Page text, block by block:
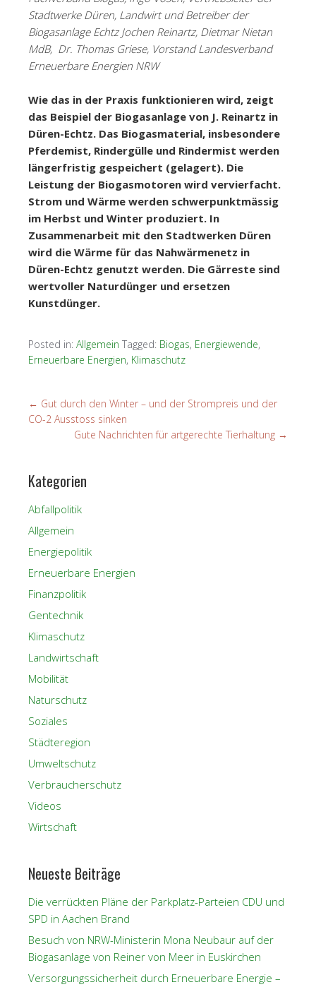
Stadtwerke Düren, Landwirt und Betreiber der
Biogasanlage Echtz Jochen Reinartz, Dietmar Nietan
MdB, Dr. Thomas Griese, Vorstand Landesverband
Erneuerbare Energien NRW
Wie das in der Praxis funktionieren wird, zeigt
das Beispiel der Biogasanlage von J. Reinartz in
Düren-Echtz. Das Biogasmaterial, insbesondere
Pferdemist, Rindergülle und Rindermist werden
längerfristig gespeichert (gelagert). Die
Leistung der Biogasmotoren wird vervierfacht.
Strom und Wärme werden schwerpunktmässig
im Herbst und Winter produziert. In
Zusammenarbeit mit den Stadtwerken Düren
wird die Wärme für das Nahwärmenetz in
Düren-Echtz genutzt werden. Die Gärreste sind
wertvoller Naturdünger und ersetzen
Kunstdünger.
Posted in: Allgemein Tagged: Biogas, Energiewende,
Erneuerbare Energien, Klimaschutz
← Gut durch den Winter – und der Strompreis und der
CO-2 Ausstoss sinken
Gute Nachrichten für artgerechte Tierhaltung →
Kategorien
Abfallpolitik
Allgemein
Energiepolitik
Erneuerbare Energien
Finanzpolitik
Gentechnik
Klimaschutz
Landwirtschaft
Mobilität
Naturschutz
Soziales
Städteregion
Umweltschutz
Verbraucherschutz
Videos
Wirtschaft
Neueste Beiträge
Die verrückten Pläne der Parkplatz-Parteien CDU und
SPD in Aachen Brand
Besuch von NRW-Ministerin Mona Neubaur auf der
Biogasanlage von Reiner von Meer in Euskirchen
Versorgungssicherheit durch Erneuerbare Energie –